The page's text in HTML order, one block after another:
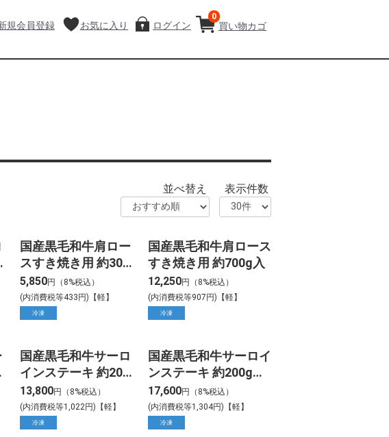
買い物カゴ
0
規会員登録 お気に入り ログイン
並べ替え 表示件数
国産黒毛和牛肩ロー
スすき焼き用 約300g
入
5,850円（8%税込）
(内消費税等433円)【軽】
冷凍
国産黒毛和牛肩ロース
すき焼き用 約700g入
12,250円（8%税込）
(内消費税等907円)【軽】
冷凍
国産黒毛和牛サーロ
インステーキ 約200g
カット 3枚入
13,800円（8%税込）
(内消費税等1,022円)【軽】
冷凍
国産黒毛和牛サーロイ
ンステーキ 約200gカ
ット 4枚入
17,600円（8%税込）
(内消費税等1,304円)【軽】
冷凍